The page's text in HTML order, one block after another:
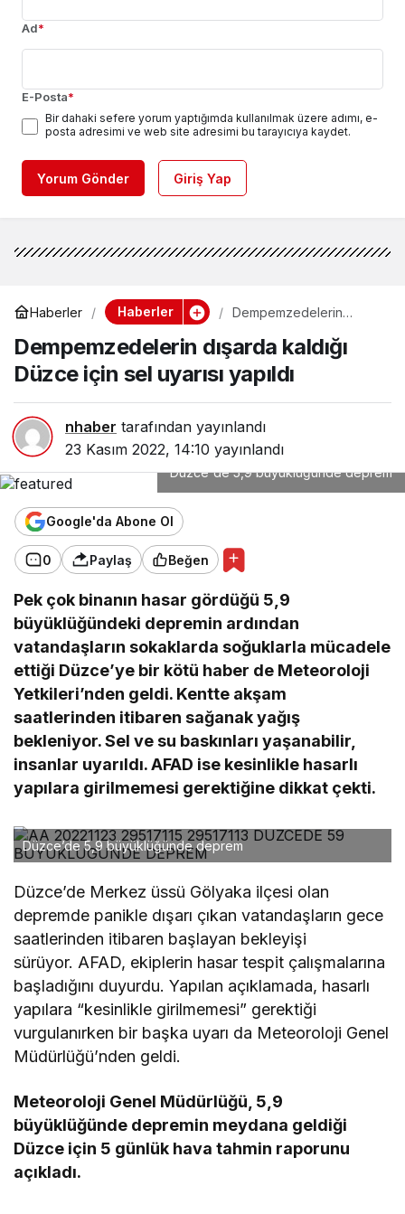
Ad*
E-Posta*
Bir dahaki sefere yorum yaptığımda kullanılmak üzere adımı, e-
posta adresimi ve web site adresimi bu tarayıcıya kaydet.
Yorum Gönder Giriş Yap
Haberler Haberler
Dempemzedelerin
için sel uyarısı yapıldı
Dempemzedelerin dışarda kaldığı
Düzce için sel uyarısı yapıldı
nhaber tarafından yayınlandı
23 Kasım 2022, 14:10 yayınlandı
Düzce'de 5,9 büyüklüğünde deprem
Google'da Abone Ol
0 Paylaş Beğen
Pek çok binanın hasar gördüğü 5,9
büyüklüğündeki depremin ardından
vatandaşların sokaklarda soğuklarla mücadele
ettiği Düzce’ye bir kötü haber de Meteoroloji
Yetkileri’nden geldi. Kentte akşam
saatlerinden itibaren sağanak yağış
bekleniyor. Sel ve su baskınları yaşanabilir,
insanlar uyarıldı. AFAD ise kesinlikle hasarlı
yapılara girilmemesi gerektiğine dikkat çekti.
Düzce’de 5,9 büyüklüğünde deprem
Düzce’de Merkez üssü Gölyaka ilçesi olan
depremde panikle dışarı çıkan vatandaşların gece
saatlerinden itibaren başlayan bekleyişi
sürüyor. AFAD, ekiplerin hasar tespit çalışmalarına
başladığını duyurdu. Yapılan açıklamada, hasarlı
yapılara “kesinlikle girilmemesi” gerektiği
vurgulanırken bir başka uyarı da Meteoroloji Genel
Müdürlüğü’nden geldi.
Meteoroloji Genel Müdürlüğü, 5,9
büyüklüğünde depremin meydana geldiği
Düzce için 5 günlük hava tahmin raporunu
açıkladı.